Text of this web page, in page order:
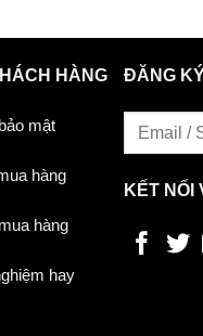
HÀNG
mật
hàng
hàng
hay
ĐĂNG
KẾT NỐI